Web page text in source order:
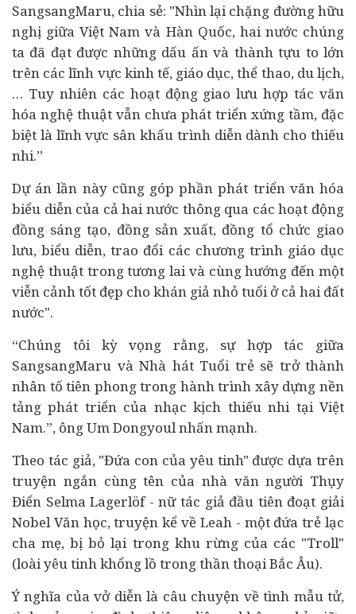
SangsangMaru, chia sẻ: "Nhìn lại chặng đường hữu
nghị giữa Việt Nam và Hàn Quốc, hai nước chúng
ta đã đạt được những dấu ấn và thành tựu to lớn
trên các lĩnh vực kinh tế, giáo dục, thể thao, du lịch,
… Tuy nhiên các hoạt động giao lưu hợp tác văn
hóa nghệ thuật vẫn chưa phát triển xứng tầm, đặc
biệt là lĩnh vực sân khấu trình diễn dành cho thiếu
nhi.”
Dự án lần này cũng góp phần phát triển văn hóa
biểu diễn của cả hai nước thông qua các hoạt động
đồng sáng tạo, đồng sản xuất, đồng tổ chức giao
lưu, biểu diễn, trao đổi các chương trình giáo dục
nghệ thuật trong tương lai và cùng hướng đến một
viễn cảnh tốt đẹp cho khán giả nhỏ tuổi ở cả hai đất
nước".
“Chúng tôi kỳ vọng rằng, sự hợp tác giữa
SangsangMaru và Nhà hát Tuổi trẻ sẽ trở thành
nhân tố tiên phong trong hành trình xây dựng nền
tảng phát triển của nhạc kịch thiếu nhi tại Việt
Nam.”, ông Um Dongyoul nhấn mạnh.
Theo tác giả, "Đứa con của yêu tinh" được dựa trên
truyện ngắn cùng tên của nhà văn người Thụy
Điển Selma Lagerlöf - nữ tác giả đầu tiên đoạt giải
Nobel Văn học, truyện kể về Leah - một đứa trẻ lạc
cha mẹ, bị bỏ lại trong khu rừng của các "Troll"
(loài yêu tinh khổng lồ trong thần thoại Bắc Âu).
Ý nghĩa của vở diễn là câu chuyện về tình mẫu tử,